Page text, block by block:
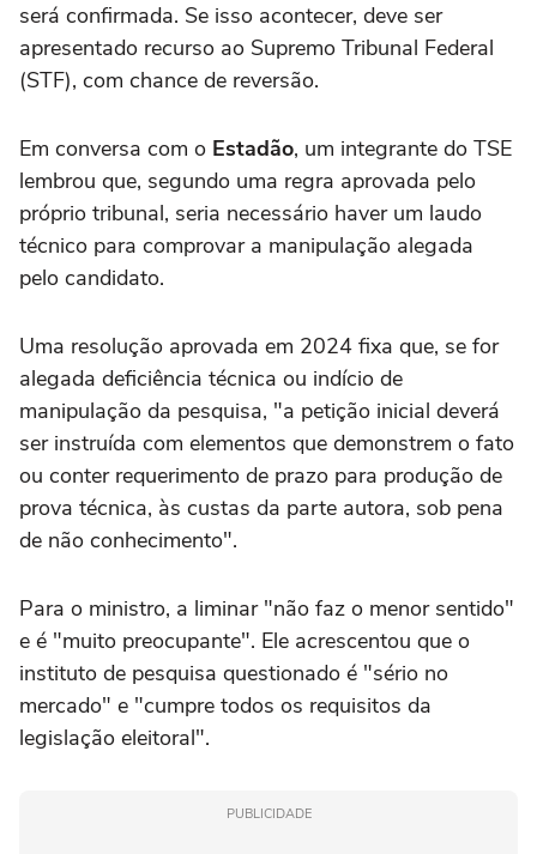
será confirmada. Se isso acontecer, deve ser
apresentado recurso ao Supremo Tribunal Federal
(STF), com chance de reversão.
Em conversa com o Estadão, um integrante do TSE
lembrou que, segundo uma regra aprovada pelo
próprio tribunal, seria necessário haver um laudo
técnico para comprovar a manipulação alegada
pelo candidato.
Uma resolução aprovada em 2024 fixa que, se for
alegada deficiência técnica ou indício de
manipulação da pesquisa, "a petição inicial deverá
ser instruída com elementos que demonstrem o fato
ou conter requerimento de prazo para produção de
prova técnica, às custas da parte autora, sob pena
de não conhecimento".
Para o ministro, a liminar "não faz o menor sentido"
e é "muito preocupante". Ele acrescentou que o
instituto de pesquisa questionado é "sério no
mercado" e "cumpre todos os requisitos da
legislação eleitoral".
PUBLICIDADE